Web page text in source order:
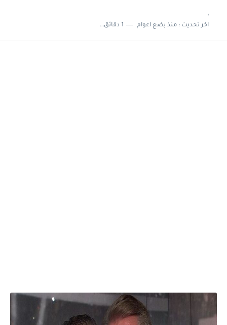
:
اخر تحديث :منذ بضع اعوام 1 دقائق للقراءة